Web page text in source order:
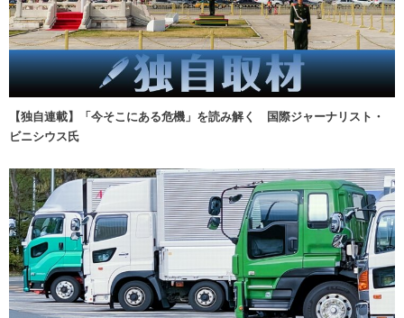
【独自連載】「今そこにある危機」を読み解く 国際ジャーナリスト・
ビニシウス氏